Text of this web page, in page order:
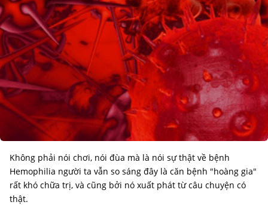
Không phải nói chơi, nói đùa mà là nói sự thật về bệnh
Hemophilia người ta vẫn so sáng đây là căn bệnh "hoàng gia"
rất khó chữa trị, và cũng bởi nó xuất phát từ câu chuyện có
thật.